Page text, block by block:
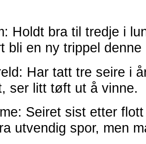
Holdt bra til tredje i
bli en ny trippel denne
Har tatt tre seire i
ser litt tøft ut å vinne.
Seiret sist etter
utvendig spor, men